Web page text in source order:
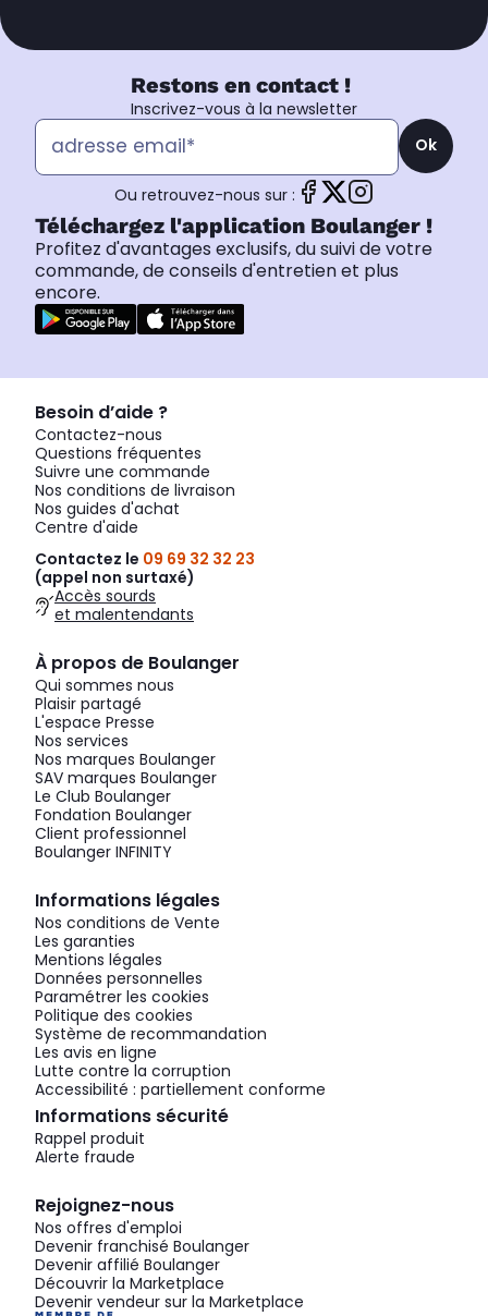
Restons en contact !
Inscrivez-vous à la newsletter
Ok
Ou retrouvez-nous sur :
Téléchargez l'application Boulanger !
Profitez d'avantages exclusifs, du suivi de votre
commande, de conseils d'entretien et plus
encore.
Besoin d’aide ?
Contactez-nous
Questions fréquentes
Suivre une commande
Nos conditions de livraison
Nos guides d'achat
Centre d'aide
Contactez le 09 69 32 32 23
(appel non surtaxé)
Accès sourds
et malentendants
À propos de Boulanger
Qui sommes nous
Plaisir partagé
L'espace Presse
Nos services
Nos marques Boulanger
SAV marques Boulanger
Le Club Boulanger
Fondation Boulanger
Client professionnel
Boulanger INFINITY
Informations légales
Nos conditions de Vente
Les garanties
Mentions légales
Données personnelles
Paramétrer les cookies
Politique des cookies
Système de recommandation
Les avis en ligne
Lutte contre la corruption
Accessibilité : partiellement conforme
Informations sécurité
Rappel produit
Alerte fraude
Rejoignez-nous
Nos offres d'emploi
Devenir franchisé Boulanger
Devenir affilié Boulanger
Découvrir la Marketplace
Devenir vendeur sur la Marketplace